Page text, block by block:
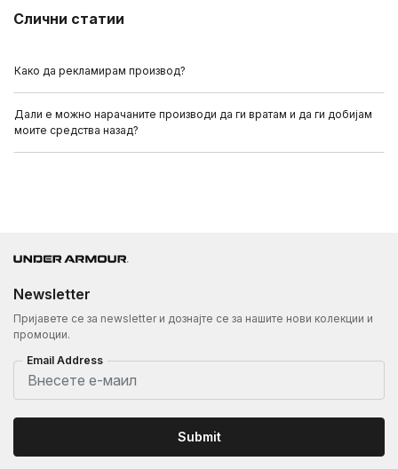
Слични статии
Како да рекламирам производ?
Дали е можно нарачаните производи да ги вратам и да ги добијам
моите средства назад?
Newsletter
Пријавете се за newsletter и дознајте се за нашите нови колекции и
промоции.
Email Address
Submit